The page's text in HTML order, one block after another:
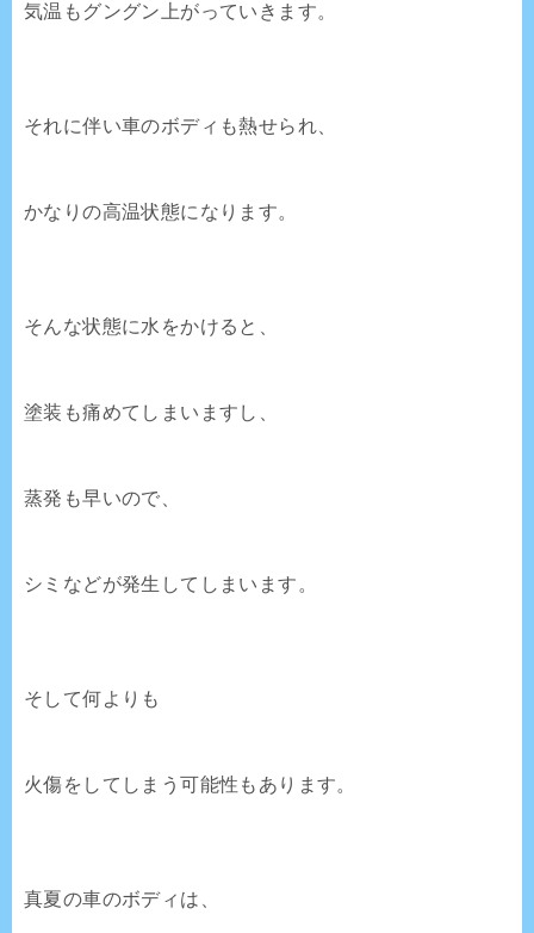
気温もグングン上がっていきます。
それに伴い車のボディも熱せられ、
かなりの高温状態になります。
そんな状態に水をかけると、
塗装も痛めてしまいますし、
蒸発も早いので、
シミなどが発生してしまいます。
そして何よりも
火傷をしてしまう可能性もあります。
真夏の車のボディは、